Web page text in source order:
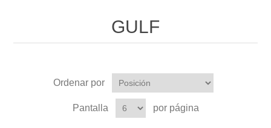
GULF
Ordenar por
Pantalla por página